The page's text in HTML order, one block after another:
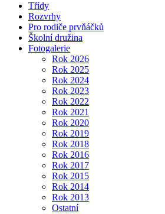
Třídy
Rozvrhy
Pro rodiče prvňáčků
Školní družina
Fotogalerie
Rok 2026
Rok 2025
Rok 2024
Rok 2023
Rok 2022
Rok 2021
Rok 2020
Rok 2019
Rok 2018
Rok 2016
Rok 2017
Rok 2015
Rok 2014
Rok 2013
Ostatní